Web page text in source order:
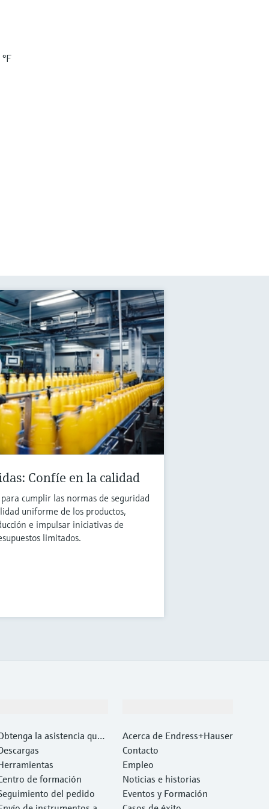
Confíe en la calidad
cumplir las normas de seguridad
uniforme de los productos,
e impulsar iniciativas de
limitados.
la asistencia que
con rapidez
de formación
del pedido
Acerca de Endress+Hauser
Contacto
Empleo
Noticias e historias
Eventos y Formación